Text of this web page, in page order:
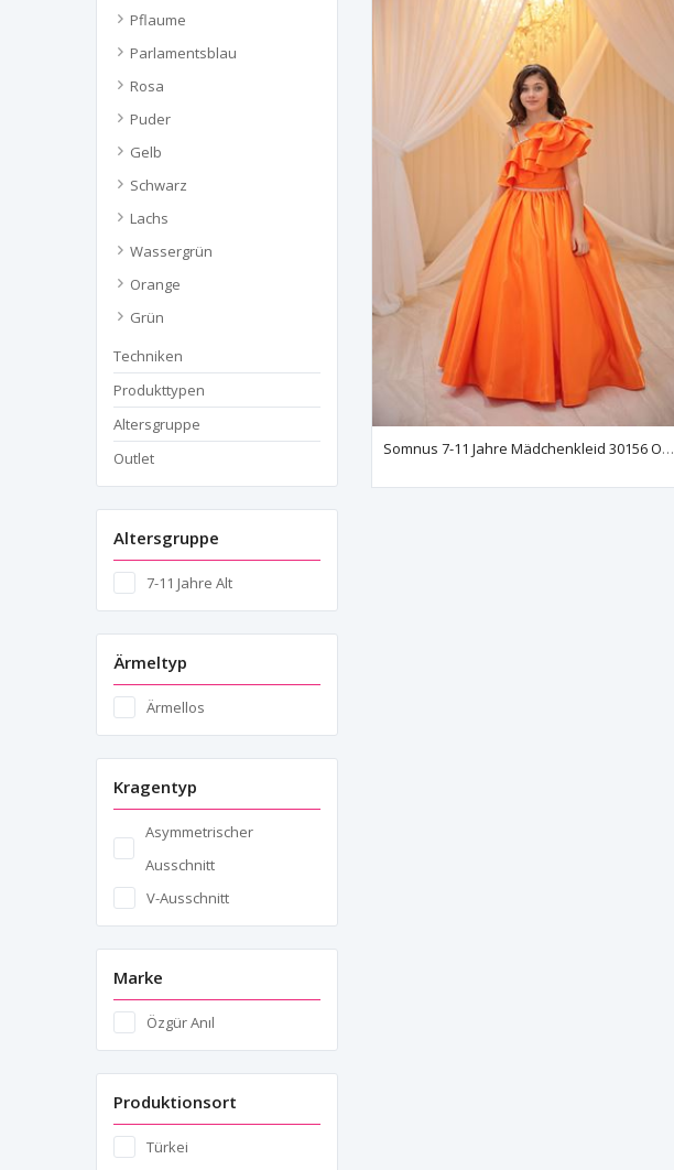
Pflaume
Parlamentsblau
Rosa
Puder
Gelb
Schwarz
Lachs
Wassergrün
Orange
Grün
Techniken
Produkttypen
Altersgruppe
Outlet
Altersgruppe
7-11 Jahre Alt
Ärmeltyp
Ärmellos
Kragentyp
Asymmetrischer
Ausschnitt
V-Ausschnitt
Marke
Özgür Anıl
Produktionsort
Türkei
Somnus 7-11 Jahre Mädchenkleid 30156 Orange